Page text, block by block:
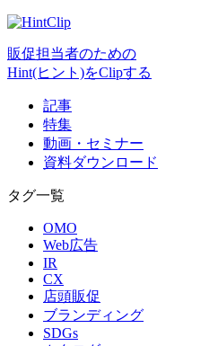
販促担当者のための
Hint(ヒント)をClipする
記事
特集
動画・セミナー
資料ダウンロード
タグ一覧
OMO
Web広告
IR
CX
店頭販促
ブランディング
SDGs